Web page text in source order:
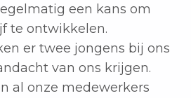
een kans om
te ontwikkelen.
er twee jongens bij ons
van ons krijgen.
al onze medewerkers